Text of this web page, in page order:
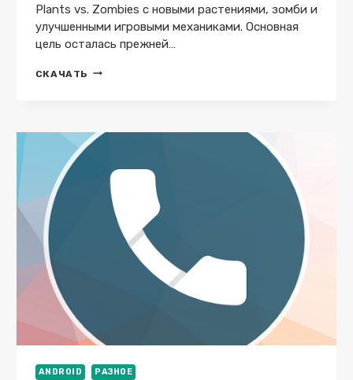
Plants vs. Zombies с новыми растениями, зомби и
улучшенными игровыми механиками. Основная
цель осталась прежней…
СКАЧАТЬ PLANTS
V1.0.1
МНОГО
СОЛНЦ)
ANDROID РАЗНОЕ